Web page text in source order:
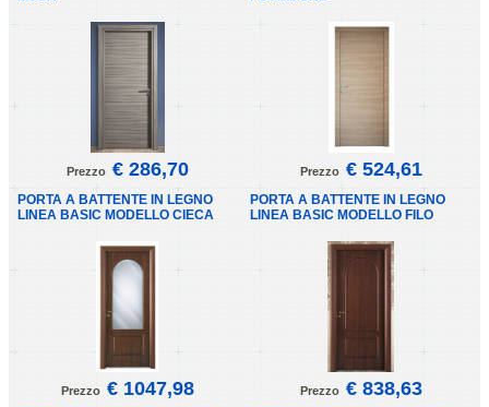
Prezzo € 286,70
PORTA A BATTENTE IN LEGNO
LINEA BASIC MODELLO CIECA
Prezzo € 524,61
PORTA A BATTENTE IN LEGNO
LINEA BASIC MODELLO FILO
Prezzo € 1047,98 Prezzo € 838,63